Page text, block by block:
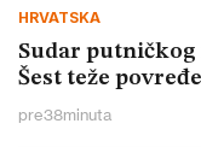
HRVATSKA
Sudar
Šest teže
pre38minuta